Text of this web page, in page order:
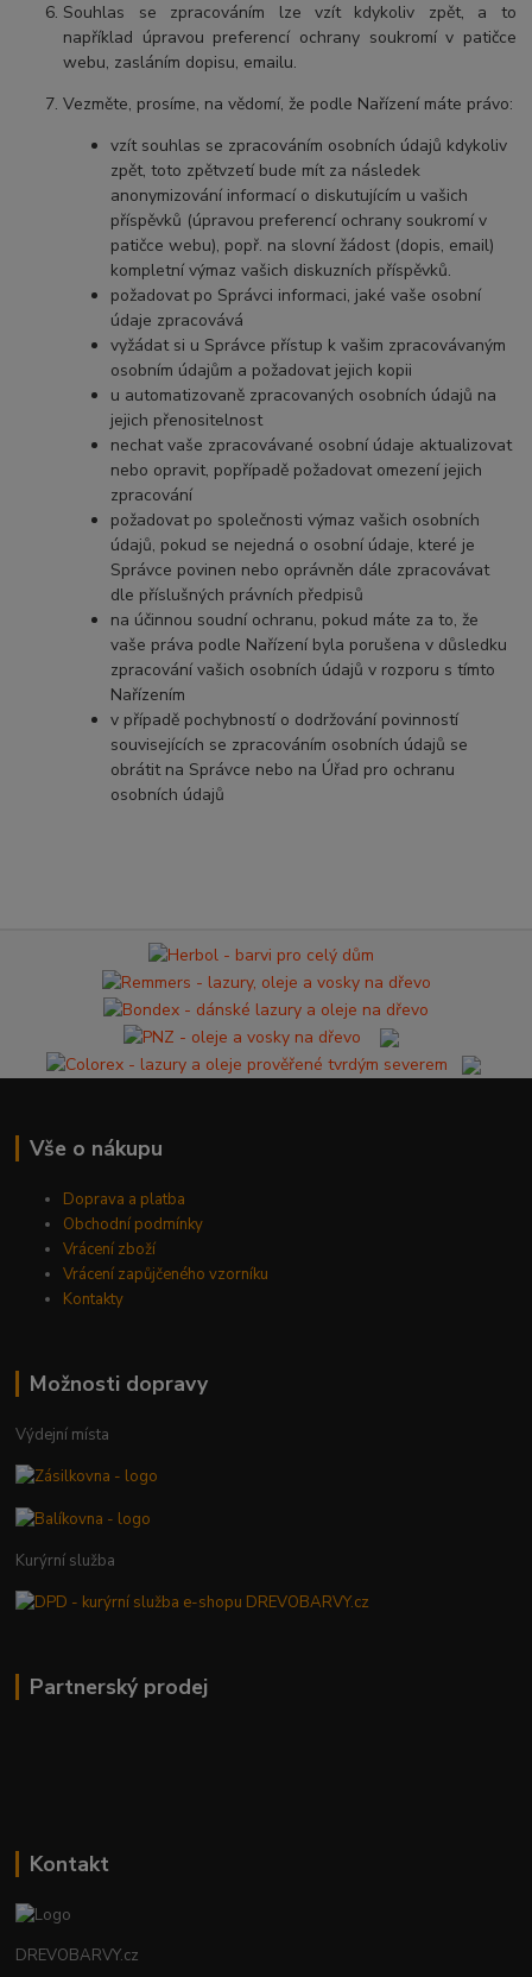
Souhlas se zpracováním lze vzít kdykoliv zpět, a to
například úpravou preferencí ochrany soukromí v patičce
webu, zasláním dopisu, emailu.
Vezměte, prosíme, na vědomí, že podle Nařízení máte právo:
vzít souhlas se zpracováním osobních údajů kdykoliv
zpět, toto zpětvzetí bude mít za následek
anonymizování informací o diskutujícím u vašich
příspěvků (úpravou preferencí ochrany soukromí v
patičce webu), popř. na slovní žádost (dopis, email)
kompletní výmaz vašich diskuzních příspěvků.
požadovat po Správci informaci, jaké vaše osobní
údaje zpracovává
vyžádat si u Správce přístup k vašim zpracovávaným
osobním údajům a požadovat jejich kopii
u automatizovaně zpracovaných osobních údajů na
jejich přenositelnost
nechat vaše zpracovávané osobní údaje aktualizovat
nebo opravit, popřípadě požadovat omezení jejich
zpracování
požadovat po společnosti výmaz vašich osobních
údajů, pokud se nejedná o osobní údaje, které je
Správce povinen nebo oprávněn dále zpracovávat
dle příslušných právních předpisů
na účinnou soudní ochranu, pokud máte za to, že
vaše práva podle Nařízení byla porušena v důsledku
zpracování vašich osobních údajů v rozporu s tímto
Nařízením
v případě pochybností o dodržování povinností
souvisejících se zpracováním osobních údajů se
obrátit na Správce nebo na Úřad pro ochranu
osobních údajů
Vše o nákupu
Doprava a platba
Obchodní podmínky
Vrácení zboží
Vrácení zapůjčeného vzorníku
Kontakty
Možnosti dopravy
Výdejní místa
Kurýrní služba
Partnerský prodej
Kontakt
DREVOBARVY.cz